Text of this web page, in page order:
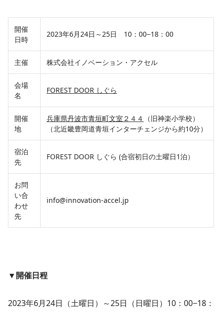
開催
日時
2023年6月24日～25日 10：00−18：00
主催 株式会社イノベーション・アクセル
会場
名
FOREST DOOR しぐら
開催
地
兵庫県丹波市青垣町文室２４４
（旧神楽小学校）
（北近畿豊岡道青垣インターチェンジから約10分）
宿泊
先
FOREST DOOR しぐら (合宿初日の土曜日1泊）
お問
い合
わせ
先
info@innovation-accel.jp
▼開催日程
2023年6月24日（土曜日）～25日（日曜日）10：00−18：